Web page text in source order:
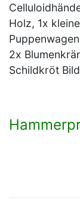
Holz, 1x
2x
Schildkröt